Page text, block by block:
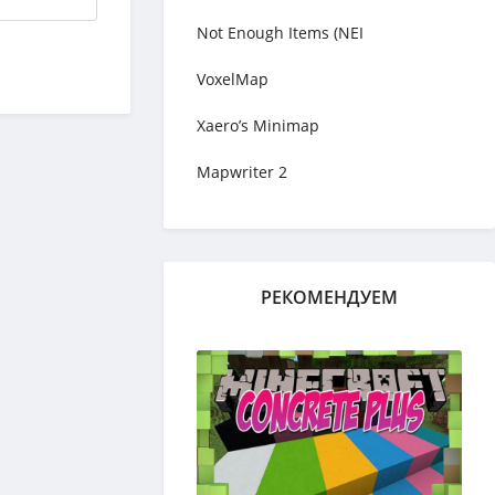
Not Enough Items (NEI
VoxelMap
Xaero’s Minimap
Mapwriter 2
РЕКОМЕНДУЕМ